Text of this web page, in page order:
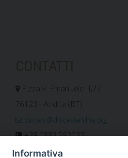
P.zza V. Emanuele II,23
76123 - Andria (BT)
diocesi@diocesiandria.org
+39 0883.593032
+39 0883.592596
Informativa